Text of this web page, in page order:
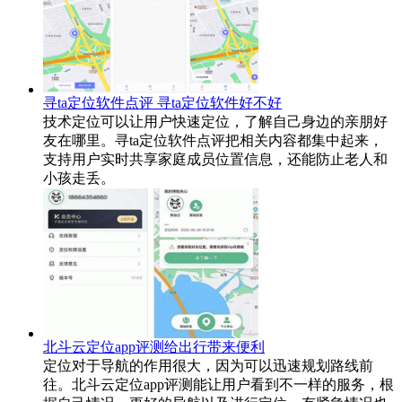
寻ta定位软件点评 寻ta定位软件好不好
技术定位可以让用户快速定位，了解自己身边的亲朋好
友在哪里。寻ta定位软件点评把相关内容都集中起来，
支持用户实时共享家庭成员位置信息，还能防止老人和
小孩走丢。
北斗云定位app评测给出行带来便利
定位对于导航的作用很大，因为可以迅速规划路线前
往。北斗云定位app评测能让用户看到不一样的服务，根